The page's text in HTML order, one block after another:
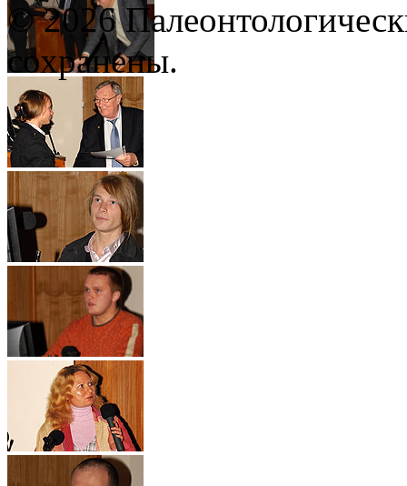
© 2026
сохранены.